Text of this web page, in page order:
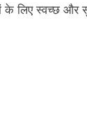
स्वच्छ और